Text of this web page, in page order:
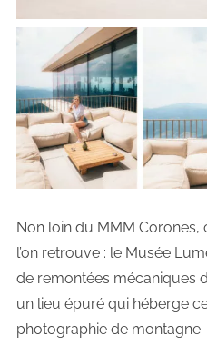
Non loin du MMM Corones,
l’on retrouve : le Musée
de remontées mécaniques
un lieu épuré qui héberge
photographie de montagne.